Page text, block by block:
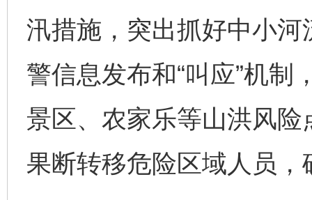
汛措施，突出抓好中小
警信息发布和“叫应”机
景区、农家乐等山洪风
果断转移危险区域人员